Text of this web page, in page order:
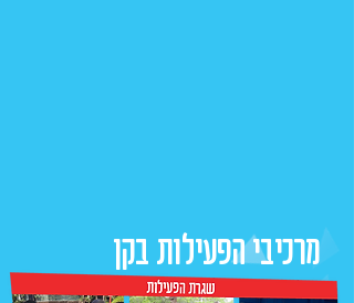
מרכיבי הפעילות בקן